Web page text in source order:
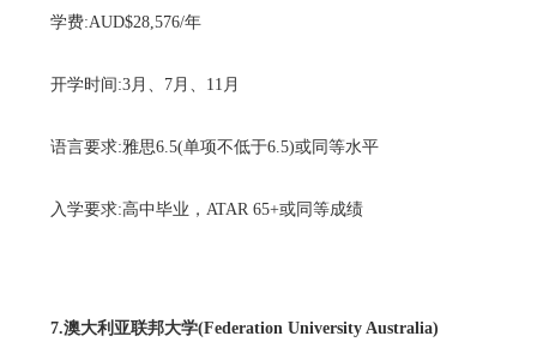
学费:AUD$28,576/年
开学时间:3月、7月、11月
语言要求:雅思6.5(单项不低于6.5)或同等水平
入学要求:高中毕业，ATAR 65+或同等成绩
7.澳大利亚联邦大学(Federation University Australia)